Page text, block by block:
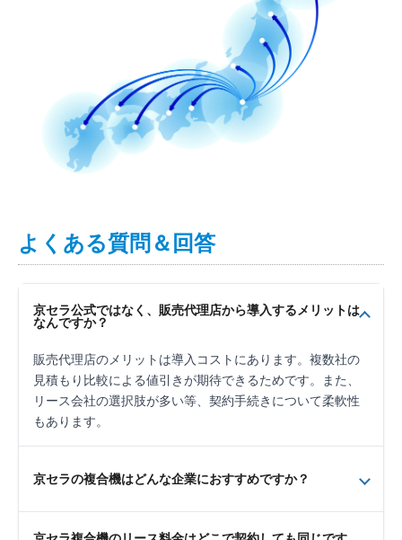
よくある質問＆回答
京セラ公式ではなく、販売代理店から導入するメリットは
なんですか？
販売代理店のメリットは導入コストにあります。複数社の
見積もり比較による値引きが期待できるためです。また、
リース会社の選択肢が多い等、契約手続きについて柔軟性
もあります。
京セラの複合機はどんな企業におすすめですか？